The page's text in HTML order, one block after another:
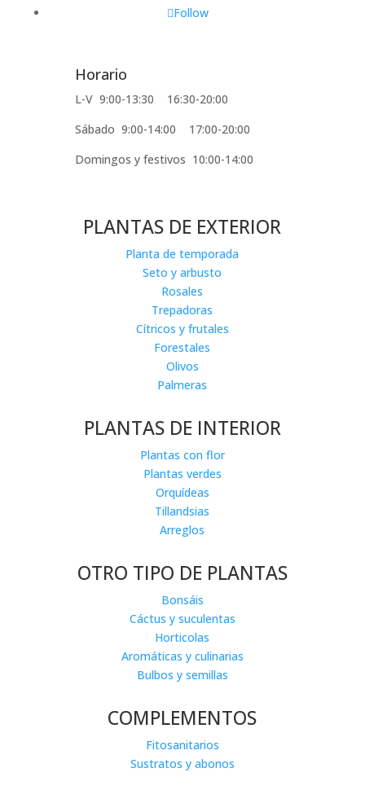
Follow
Horario
L-V 9:00-13:30 16:30-20:00
Sábado 9:00-14:00 17:00-20:00
Domingos y festivos 10:00-14:00
PLANTAS DE EXTERIOR
Planta de temporada
Seto y arbusto
Rosales
Trepadoras
Cítricos y frutales
Forestales
Olivos
Palmeras
PLANTAS DE INTERIOR
Plantas con flor
Plantas verdes
Orquídeas
Tillandsias
Arreglos
OTRO TIPO DE PLANTAS
Bonsáis
Cáctus y suculentas
Horticolas
Aromáticas y culinarias
Bulbos y semillas
COMPLEMENTOS
Fitosanitarios
Sustratos y abonos